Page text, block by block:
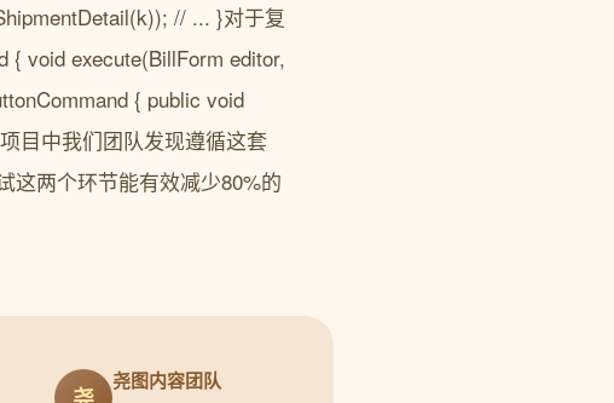
// ... }对于复
{ void execute(BillForm editor,
{ public void
目中我们团队发现遵循这套
这两个环节能有效减少80%的
尧图内容团队